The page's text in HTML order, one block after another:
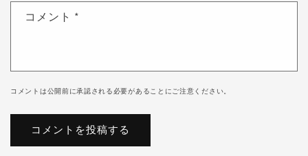
コメント *
コメントは公開前に承認される必要があることにご注意ください。